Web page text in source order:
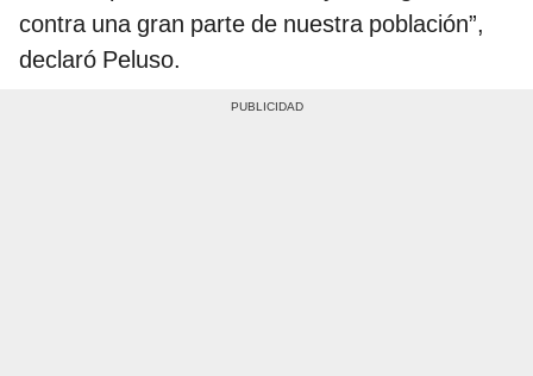
contra una gran parte de nuestra población”,
declaró Peluso.